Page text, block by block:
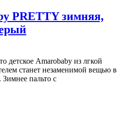
PRETTY зимняя,
детское Amarobaby из лгкой
станет незаменимой вещью в
пальто с